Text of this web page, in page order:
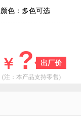
颜色：多色可选
出厂价
￥ ?
(注：本产品支持零售)